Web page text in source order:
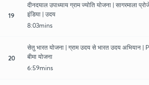
19
दीनदयाल उपाध्याय ग्राम ज्योति योजना | सागरमाला
इंडिया | उदय
8:03mins
20
सेतु भारत योजना | ग्राम उदय से भारत उदय अभियान |
बीमा योजना
6:59mins